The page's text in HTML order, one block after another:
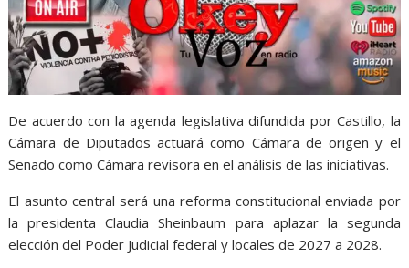
De acuerdo con la agenda legislativa difundida por Castillo, la
Cámara de Diputados actuará como Cámara de origen y el
Senado como Cámara revisora en el análisis de las iniciativas.
El asunto central será una reforma constitucional enviada por
la presidenta Claudia Sheinbaum para aplazar la segunda
elección del Poder Judicial federal y locales de 2027 a 2028.